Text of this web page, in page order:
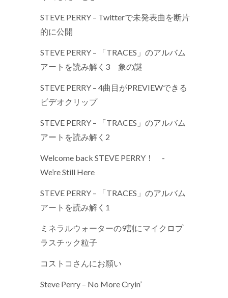
STEVE PERRY – Twitterで未発表曲を断片
的に公開
STEVE PERRY – 「TRACES」のアルバム
アートを読み解く3 象の謎
STEVE PERRY – 4曲目がPREVIEWできる
ビデオクリップ
STEVE PERRY – 「TRACES」のアルバム
アートを読み解く2
Welcome back STEVE PERRY！ -
We’re Still Here
STEVE PERRY – 「TRACES」のアルバム
アートを読み解く1
ミネラルウォーターの9割にマイクロプ
ラスチック粒子
コストコさんにお願い
Steve Perry – No More Cryin’